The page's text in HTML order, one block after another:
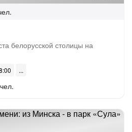
белорусской столицы на